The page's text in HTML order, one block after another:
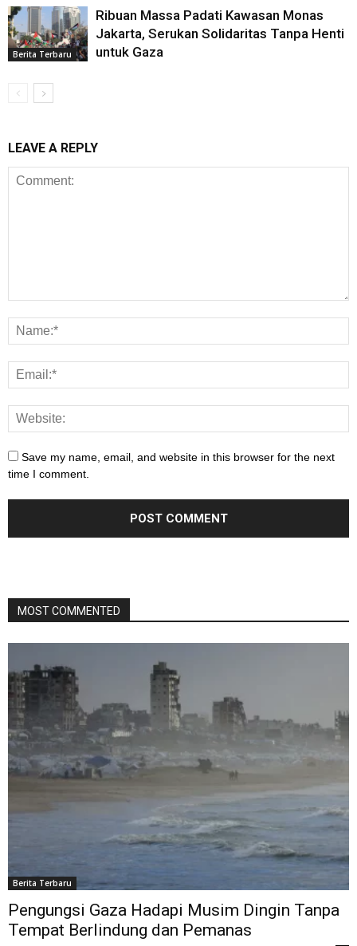
Berita Terbaru
Ribuan Massa Padati Kawasan Monas
Jakarta, Serukan Solidaritas Tanpa Henti
untuk Gaza
LEAVE A REPLY
Save my name, email, and website in this browser for the next
time I comment.
MOST COMMENTED
Berita Terbaru
Pengungsi Gaza Hadapi Musim Dingin Tanpa
Tempat Berlindung dan Pemanas